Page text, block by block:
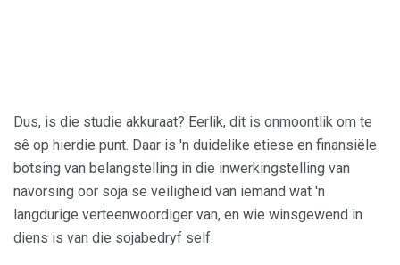
Dus, is die studie akkuraat? Eerlik, dit is onmoontlik om te
sê op hierdie punt. Daar is 'n duidelike etiese en finansiële
botsing van belangstelling in die inwerkingstelling van
navorsing oor soja se veiligheid van iemand wat 'n
langdurige verteenwoordiger van, en wie winsgewend in
diens is van die sojabedryf self.